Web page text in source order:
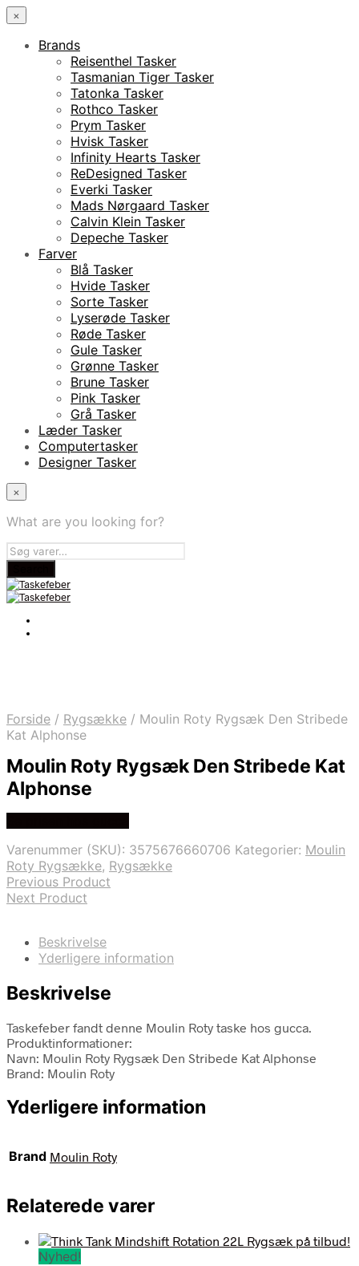
×
Brands
Reisenthel Tasker
Tasmanian Tiger Tasker
Tatonka Tasker
Rothco Tasker
Prym Tasker
Hvisk Tasker
Infinity Hearts Tasker
ReDesigned Tasker
Everki Tasker
Mads Nørgaard Tasker
Calvin Klein Tasker
Depeche Tasker
Farver
Blå Tasker
Hvide Tasker
Sorte Tasker
Lyserøde Tasker
Røde Tasker
Gule Tasker
Grønne Tasker
Brune Tasker
Pink Tasker
Grå Tasker
Læder Tasker
Computertasker
Designer Tasker
×
What are you looking for?
Forside / Rygsække / Moulin Roty Rygsæk Den Stribede
Kat Alphonse
Moulin Roty Rygsæk Den Stribede Kat
Alphonse
Varenummer (SKU): 3575676660706 Kategorier: Moulin
Roty Rygsække, Rygsække
Previous Product
Next Product
Beskrivelse
Yderligere information
Beskrivelse
Taskefeber fandt denne Moulin Roty taske hos gucca.
Produktinformationer:
Navn: Moulin Roty Rygsæk Den Stribede Kat Alphonse
Brand: Moulin Roty
Yderligere information
Brand Moulin Roty
Relaterede varer
Nyhed!